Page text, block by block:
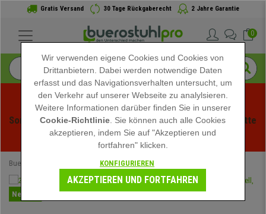
Gratis Versand 30 Tage Rückgaberecht 2 Jahre Garantie
0
Sommerschlussverauf bei buerstuhlpro! Exklusive Rabatte
für kurze Zeit - Aktion ansehen -
Buerostuhlpro ERGOKING Stühle
Neuheit
Wir verwenden eigene Cookies und Cookies von
Drittanbietern. Dabei werden notwendige Daten
erfasst und das Navigationsverhalten untersucht, um
den Verkehr auf unserer Webseite zu analylsieren.
Weitere Informationen darüber finden Sie in unserer
Cookie-Richtlinie . Sie können auch alle Cookies
akzeptieren, indem Sie auf "Akzeptieren und
fortfahren" klicken.
KONFIGURIEREN
AKZEPTIEREN UND FORTFAHREN